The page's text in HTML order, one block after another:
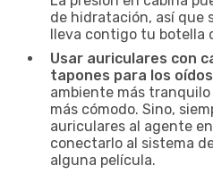
de hidratación, así que
lleva contigo tu botella
Usar auriculares con
tapones para los
ambiente más
más cómodo. Sino,
auriculares al agente
conectarlo al sistema
alguna película.